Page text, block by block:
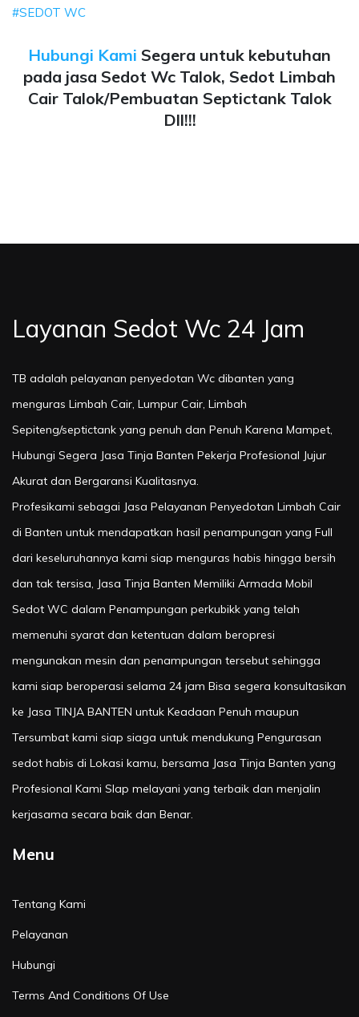
#SEDOT WC
Hubungi Kami Segera untuk kebutuhan
pada jasa Sedot Wc Talok, Sedot Limbah
Cair Talok/Pembuatan Septictank Talok
Dll!!!
Layanan Sedot Wc 24 Jam
TB adalah pelayanan penyedotan Wc dibanten yang
menguras Limbah Cair, Lumpur Cair, Limbah
Sepiteng/septictank yang penuh dan Penuh Karena Mampet,
Hubungi Segera Jasa Tinja Banten Pekerja Profesional Jujur
Akurat dan Bergaransi Kualitasnya.
Profesikami sebagai Jasa Pelayanan Penyedotan Limbah Cair
di Banten untuk mendapatkan hasil penampungan yang Full
dari keseluruhannya kami siap menguras habis hingga bersih
dan tak tersisa, Jasa Tinja Banten Memiliki Armada Mobil
Sedot WC dalam Penampungan perkubikk yang telah
memenuhi syarat dan ketentuan dalam beropresi
mengunakan mesin dan penampungan tersebut sehingga
kami siap beroperasi selama 24 jam Bisa segera konsultasikan
ke Jasa TINJA BANTEN untuk Keadaan Penuh maupun
Tersumbat kami siap siaga untuk mendukung Pengurasan
sedot habis di Lokasi kamu, bersama Jasa Tinja Banten yang
Profesional Kami SIap melayani yang terbaik dan menjalin
kerjasama secara baik dan Benar.
Menu
Tentang Kami
Pelayanan
Hubungi
Terms And Conditions Of Use